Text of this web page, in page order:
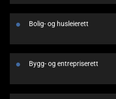
Bolig- og husleierett
Bygg- og entrepriserett